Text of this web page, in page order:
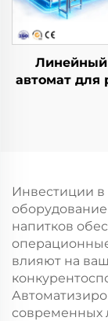
Линейный
автомат для
Инвестиции в
напитков
влияют на
современных